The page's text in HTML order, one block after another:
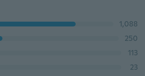
1,088
250
113
23